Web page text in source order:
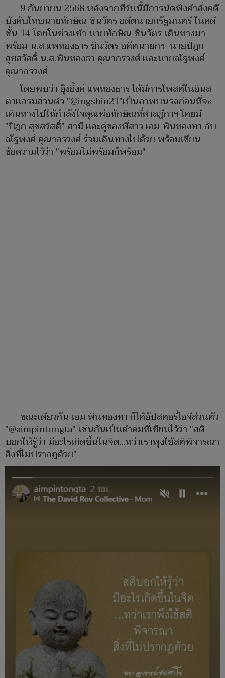
9 กันยายน 2568 หลังจากที่วันนี้มีการนัดฟังคำสั่งคดี
บังคับโทษนายทักษิณ ชินวัตร อดีตนายกรัฐมนตรี ในคดี
ชั้น 14 โดยในช่วงเช้า นายทักษิณ ชินวัตร เดินทางมา
พร้อม น.ส.แพทองธาร ชินวัตร อดีตนายกฯ นายปิฎก
สุขสวัสดิ์ น.ส.พินทองธา คุณากรวงศ์ และนายณัฐพงศ์
คุณากรวงศ์
โดยพบว่า อุ๊งอิ๊งค์ แพทองธาร ได้มีการโพสต์ในอินส
ตาแกรมส่วนตัว "@ingshin21"เป็นภาพบนรถก่อนที่จะ
เดินทางไปให้กำลังใจคุณพ่อทักษิณที่ศาลฎีกาฯ โดยมี
"ปิฎก สุขสวัสดิ์" สามี และคู่ของพี่สาว เอม พินทองทา กับ
ณัฐพงศ์ คุณากรวงศ์ ร่วมเดินทางไปด้วย พร้อมเขียน
ข้อความไว้ว่า "พร้อมไม่พร้อมก็พร้อม"
ขณะเดียวกัน เอม พินทองทา ก็ได้อัปสตอรี่ไอจีส่วนตัว
"@aimpintongta" เช่นกันเป็นคำคมที่เขียนไว้ว่า "สติ
บอกให้รู้ว่า มีอะไรเกิดขึ้นในจิต...ทว่าเราพุงใช้สติพิจารณา
สิ่งที่ไม่ปรากฏด้วย"